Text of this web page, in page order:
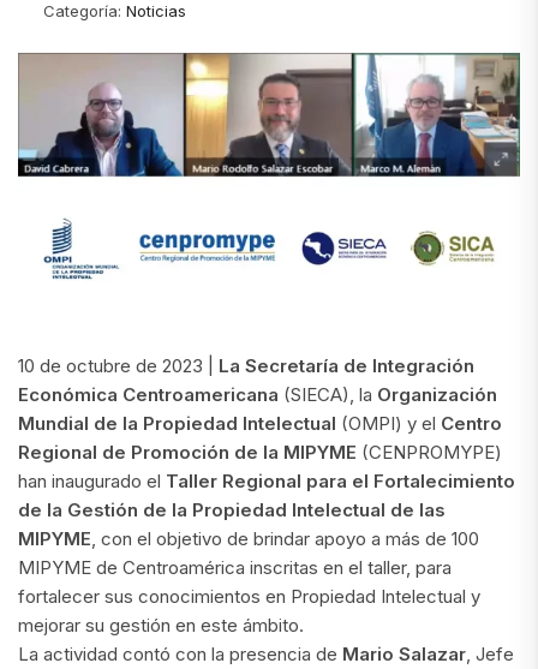
Categoría: Noticias
10 de octubre de 2023 | La Secretaría de Integración
Económica Centroamericana (SIECA), la Organización
Mundial de la Propiedad Intelectual (OMPI) y el Centro
Regional de Promoción de la MIPYME (CENPROMYPE)
han inaugurado el Taller Regional para el Fortalecimiento
de la Gestión de la Propiedad Intelectual de las
MIPYME , con el objetivo de brindar apoyo a más de 100
MIPYME de Centroamérica inscritas en el taller, para
fortalecer sus conocimientos en Propiedad Intelectual y
mejorar su gestión en este ámbito.
La actividad contó con la presencia de Mario Salazar , Jefe